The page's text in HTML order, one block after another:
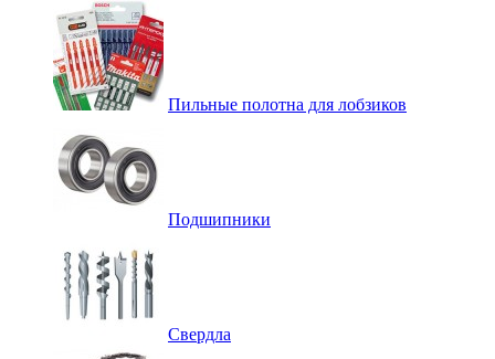
Пильные полотна для лобзиков
Подшипники
Свердла